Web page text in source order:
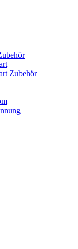
Zubehör